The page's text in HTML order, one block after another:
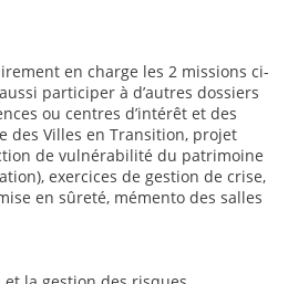
en charge les 2 missions ci-
participer à d’autres dossiers
ou centres d’intérêt et des
des Villes en Transition, projet
de vulnérabilité du patrimoine
exercices de gestion de crise,
en sûreté, mémento des salles